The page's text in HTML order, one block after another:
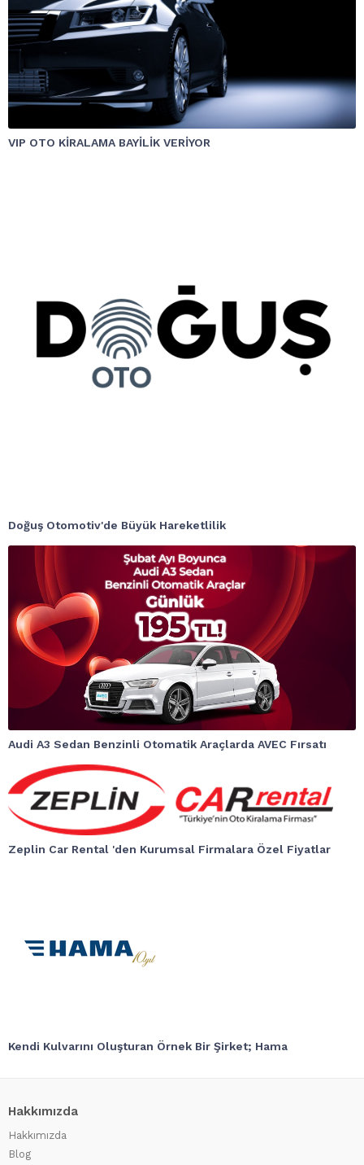
VIP OTO KİRALAMA BAYİLİK VERİYOR
Doğuş Otomotiv'de Büyük Hareketlilik
Audi A3 Sedan Benzinli Otomatik Araçlarda AVEC Fırsatı
Zeplin Car Rental 'den Kurumsal Firmalara Özel Fiyatlar
Kendi Kulvarını Oluşturan Örnek Bir Şirket; Hama
Hakkımızda
Hakkımızda
Blog